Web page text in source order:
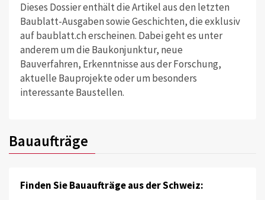
Dieses Dossier enthält die Artikel aus den letzten
Baublatt-Ausgaben sowie Geschichten, die exklusiv
auf baublatt.ch erscheinen. Dabei geht es unter
anderem um die Baukonjunktur, neue
Bauverfahren, Erkenntnisse aus der Forschung,
aktuelle Bauprojekte oder um besonders
interessante Baustellen.
Bauaufträge
Finden Sie Bauaufträge aus der Schweiz: